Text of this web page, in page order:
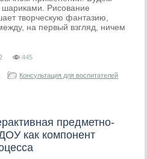
шариками. Рисование
творческую фантазию,
на первый взгляд, ничем
445
Консультация для воспитателей
предметно-
как компонент